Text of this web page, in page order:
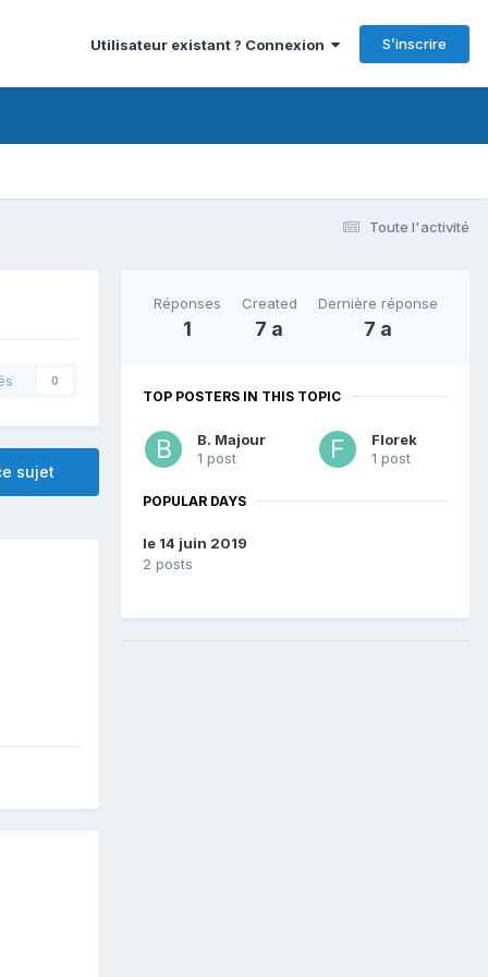
Utilisateur existant ? Connexion S’inscrire
Toute l'activité
0
sujet
Réponses
1
Created
7 a
Dernière réponse
7 a
TOP POSTERS IN THIS TOPIC
B. Majour
1 post
Florek
1 post
POPULAR DAYS
le 14 juin 2019
2 posts